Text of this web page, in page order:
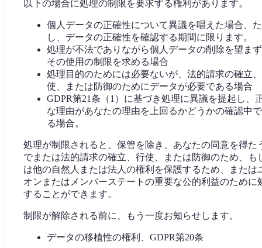
以下の場合に処理の制限を要求する権利があります。
個人データの正確性について異議を唱えた場合、
し、データの正確性を確認する期間に限ります。
処理が不法でありながら個人データの削除を望ま
その使用の制限を求める場合
処理目的のためには必要ないが、法的請求の確立
使、または防御のためにデータが必要である場合
GDPR第21条（1）に基づき処理に異議を提起し、
な理由があなたの理由を上回るかどうかの確認中
る場合。
処理が制限されると、保管を除き、あなたの同意を得た
でまたは法的請求の確立、行使、または防御のため、も
は他の自然人または法人の権利を保護するため、または
オンまたはメンバーステートの重要な公的利益のために
することができます。
制限が解除される前に、もう一度お知らせします。
データの移植性の権利、GDPR第20条